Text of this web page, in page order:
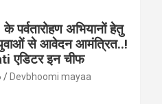
पर्वतारोहण अभियानों हेतु
से आवेदन आमंत्रित..!
एडिटर इन चीफ
Devbhoomi mayaa